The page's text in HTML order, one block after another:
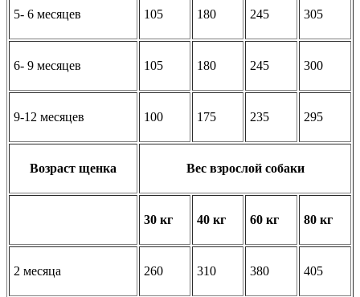
5- 6 месяцев 105 180 245 305
6- 9 месяцев 105 180 245 300
9-12 месяцев 100 175 235 295
Возраст щенка Вес взрослой собаки
30 кг 40 кг 60 кг 80 кг
2 месяца 260 310 380 405